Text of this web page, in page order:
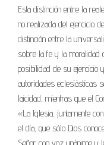
Esta distinción entre la
no realizada del ejercicio
distinción entre la
sobre la fe y la moralidad
posibilidad de su ejercicio
autoridades eclesiásticas
laicidad, mientras que el
«La Iglesia, juntamente
el día, que sólo Dios
Señor con voz unánime y